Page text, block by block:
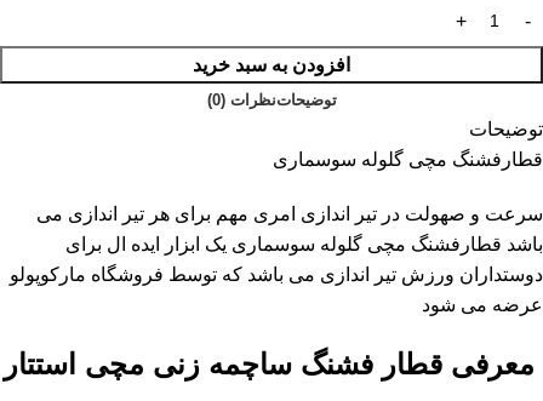
افزودن به سبد خرید
توضیحاتنظرات (0)
توضیحات
قطارفشنگ مچی گلوله سوسماری
سرعت و صهولت در تیر اندازی امری مهم برای هر تیر اندازی می
باشد قطارفشنگ مچی گلوله سوسماری یک ابزار ایده ال برای
دوستداران ورزش تیر اندازی می باشد که توسط فروشگاه مارکوپولو
عرضه می شود
معرفی قطار فشنگ ساچمه زنی مچی استتار